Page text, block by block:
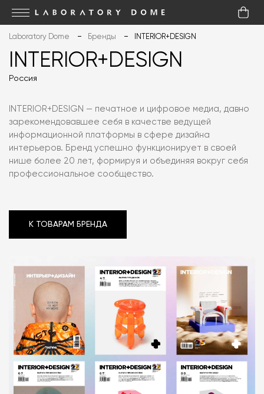
Laboratory Dome Бренды INTERIOR+DESIGN
INTERIOR+DESIGN
Россия
INTERIOR+DESIGN — печатное и цифровое медиа, давно
зарекомендовавшее себя в качестве ведущей
информационной платформы в сфере дизайна
интерьеров. Бренд успешно функционирует в своей
нише более 20 лет, формируя и объединяя вокруг себя
профессиональное сообщество.
К ТОВАРАМ БРЕНДА